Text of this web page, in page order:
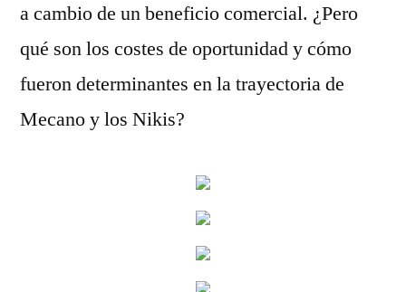
a cambio de un beneficio comercial. ¿Pero
qué son los costes de oportunidad y cómo
fueron determinantes en la trayectoria de
Mecano y los Nikis?